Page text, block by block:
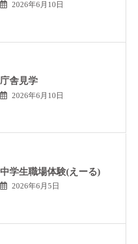
2026年6月10日
庁舎見学
2026年6月10日
中学生職場体験(えーる)
2026年6月5日